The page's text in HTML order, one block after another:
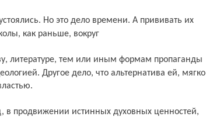
как раньше, вокруг
Другое дело, что альтернатива ей, мягко